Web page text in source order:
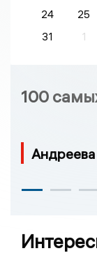
24
25
31
1
100